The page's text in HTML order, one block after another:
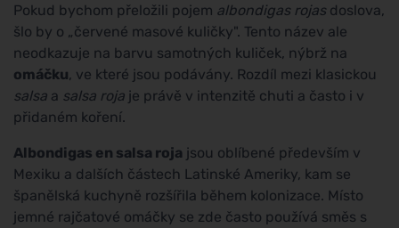
Pokud bychom přeložili pojem albondigas rojas doslova,
šlo by o „červené masové kuličky". Tento název ale
neodkazuje na barvu samotných kuliček, nýbrž na
omáčku, ve které jsou podávány. Rozdíl mezi klasickou
salsa a salsa roja je právě v intenzitě chuti a často i v
přidaném koření.
Albondigas en salsa roja jsou oblíbené především v
Mexiku a dalších částech Latinské Ameriky, kam se
španělská kuchyně rozšířila během kolonizace. Místo
jemné rajčatové omáčky se zde často používá směs s